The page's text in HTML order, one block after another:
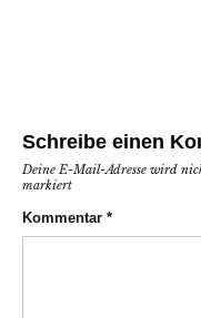
Schreibe einen
Deine E-Mail-Adresse wird
markiert
Kommentar *